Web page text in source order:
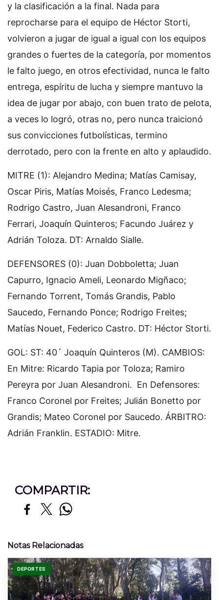
y la clasificación a la final. Nada para
reprocharse para el equipo de Héctor Storti,
volvieron a jugar de igual a igual con los equipos
grandes o fuertes de la categoría, por momentos
le falto juego, en otros efectividad, nunca le falto
entrega, espíritu de lucha y siempre mantuvo la
idea de jugar por abajo, con buen trato de pelota,
a veces lo logró, otras no, pero nunca traicionó
sus convicciones futbolísticas, termino
derrotado, pero con la frente en alto y aplaudido.
MITRE (1): Alejandro Medina; Matías Camisay,
Oscar Piris, Matías Moisés, Franco Ledesma;
Rodrigo Castro, Juan Alesandroni, Franco
Ferrari, Joaquín Quinteros; Facundo Juárez y
Adrián Toloza. DT: Arnaldo Sialle.
DEFENSORES (0): Juan Dobboletta; Juan
Capurro, Ignacio Ameli, Leonardo Migñaco;
Fernando Torrent, Tomás Grandis, Pablo
Saucedo, Fernando Ponce; Rodrigo Freites;
Matías Nouet, Federico Castro. DT: Héctor Storti.
GOL: ST: 40´ Joaquín Quinteros (M). CAMBIOS:
En Mitre: Ricardo Tapia por Toloza; Ramiro
Pereyra por Juan Alesandroni. En Defensores:
Franco Coronel por Freites; Julián Bonetto por
Grandis; Mateo Coronel por Saucedo. ÁRBITRO:
Adrián Franklin. ESTADIO: Mitre.
COMPARTIR:
Notas Relacionadas
DEPORTES